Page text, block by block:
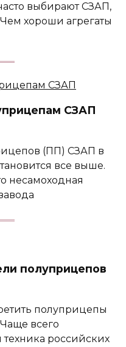
выбирают СЗАП,
хороши агрегаты
СЗАП
(ПП) СЗАП в
все выше.
несамоходная
полуприцепов
полуприцепы
всего
техника российских